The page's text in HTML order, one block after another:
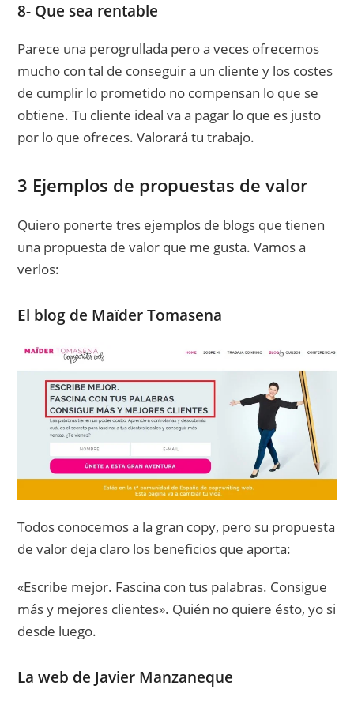
8- Que sea rentable
Parece una perogrullada pero a veces ofrecemos
mucho con tal de conseguir a un cliente y los costes
de cumplir lo prometido no compensan lo que se
obtiene. Tu cliente ideal va a pagar lo que es justo
por lo que ofreces. Valorará tu trabajo.
3 Ejemplos de propuestas de valor
Quiero ponerte tres ejemplos de blogs que tienen
una propuesta de valor que me gusta. Vamos a
verlos:
El blog de Maïder Tomasena
Todos conocemos a la gran copy, pero su propuesta
de valor deja claro los beneficios que aporta:
«Escribe mejor. Fascina con tus palabras. Consigue
más y mejores clientes». Quién no quiere ésto, yo si
desde luego.
La web de Javier Manzaneque